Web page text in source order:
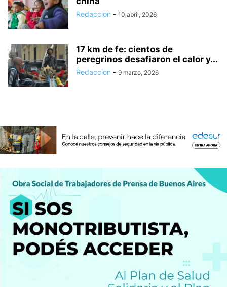
Redaccion - 10 abril, 2026
17 km de fe: cientos de
peregrinos desafiaron el calor y...
Redaccion - 9 marzo, 2026